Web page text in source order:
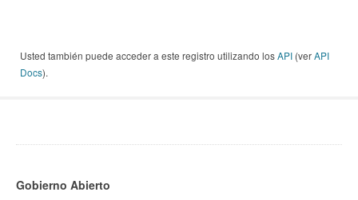
Usted también puede acceder a este registro utilizando losAPI (verAPI
Docs).
Gobierno Abierto